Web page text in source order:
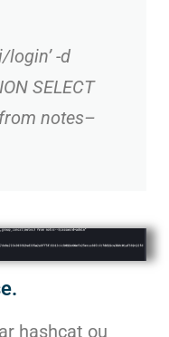
-d
SELECT
notes–
hashcat ou